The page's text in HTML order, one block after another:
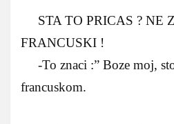
STA TO PRICAS ? NE
FRANCUSKI !
-To znaci :” Boze moj,
francuskom.